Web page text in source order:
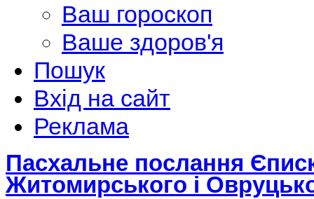
Ваш гороскоп
Ваше здоров'я
Пошук
Вхід на сайт
Реклама
Пасхальне послання
Житомирського і